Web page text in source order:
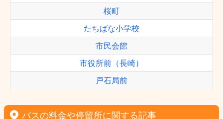
桜町
たちばな小学校
市民会館
市役所前（長崎）
戸石局前
バスの料金や停留所に関する記事